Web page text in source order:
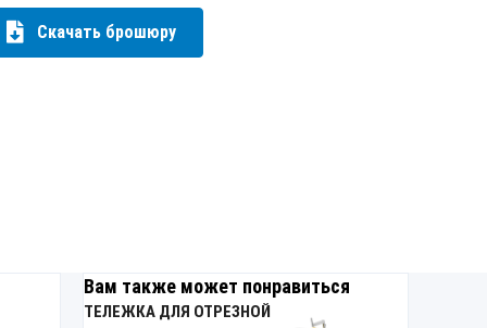
Скачать брошюру
Вам также может понравиться
ТЕЛЕЖКА ДЛЯ ОТРЕЗНОЙ